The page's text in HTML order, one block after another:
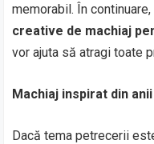
memorabil. În
creative de machiaj
vor ajuta să atragi toate
Machiaj inspirat din
Dacă tema petrecerii